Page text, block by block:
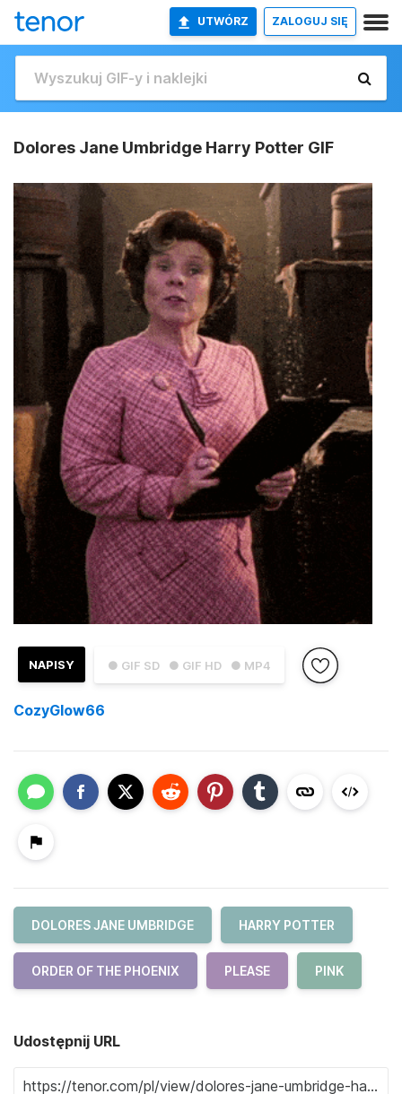
UTWÓRZ ZALOGUJ SIĘ
Dolores Jane Umbridge Harry Potter GIF
● GIF SD ● GIF HD ● MP4
NAPISY
CozyGlow66
DOLORES JANE UMBRIDGE HARRY POTTER
ORDER OF THE PHOENIX PLEASE PINK
Udostępnij URL